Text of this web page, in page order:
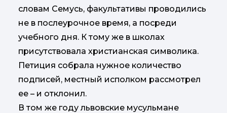
словам Семусь, факультативы проводились
не в послеурочное время, а посреди
учебного дня. К тому же в школах
присутствовала христианская символика.
Петиция собрала нужное количество
подписей, местный исполком рассмотрел
ее – и отклонил.
В том же году львовские мусульмане